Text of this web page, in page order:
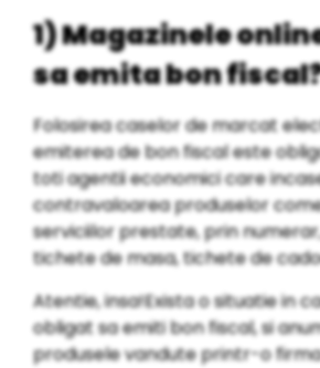
1) Magazinele
sa emita bon
Folosirea caselor de marcat
emiterea de bon fiscal este
toti agentii economici care
contravaloarea produselor
serviciilor prestate, prin
tichete de masa, tichete de
Atentie, insa!Exista o situatie in
obligat sa emiti bon fiscal, si
produsele vandute printr-o